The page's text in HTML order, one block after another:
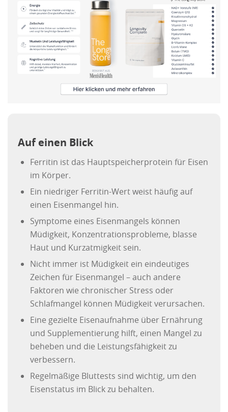
Auf einen Blick
Ferritin ist das Hauptspeicherprotein für Eisen
im Körper.
Ein niedriger Ferritin-Wert weist häufig auf
einen Eisenmangel hin.
Symptome eines Eisenmangels können
Müdigkeit, Konzentrationsprobleme, blasse
Haut und Kurzatmigkeit sein.
Nicht immer ist Müdigkeit ein eindeutiges
Zeichen für Eisenmangel – auch andere
Faktoren wie chronischer Stress oder
Schlafmangel können Müdigkeit verursachen.
Eine gezielte Eisenaufnahme über Ernährung
und Supplementierung hilft, einen Mangel zu
beheben und die Leistungsfähigkeit zu
verbessern.
Regelmäßige Bluttests sind wichtig, um den
Eisenstatus im Blick zu behalten.